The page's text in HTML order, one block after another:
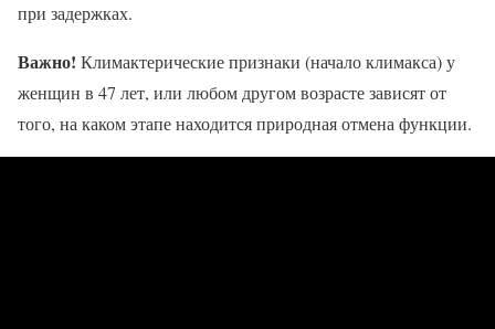
при задержках.
Важно! Климактерические признаки (начало климакса) у
женщин в 47 лет, или любом другом возрасте зависят от
того, на каком этапе находится природная отмена функции.